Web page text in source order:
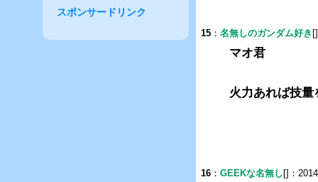
15 ： 名無しのガンダム好き
マオ君
火力あれば技
16 ： GEEKな名無し []：
スポンサードリンク